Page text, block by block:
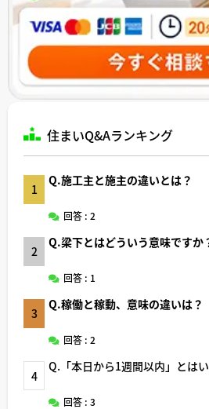
住まいQ&Aランキング
1
Q.施工主と施主の違いとは？
回答 : 2
2
Q.梁下とはどういう意味ですか
回答 : 1
3
Q.稼働と稼動、意味の違いは？
回答 : 2
4
Q.「本日から1週間以内」とは
回答 : 3